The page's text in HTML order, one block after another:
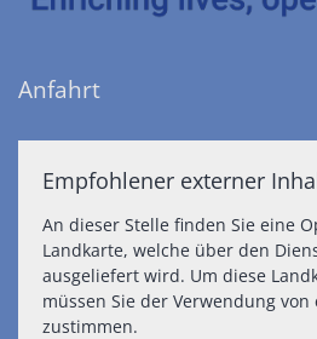
Anfahrt
Empfohlener externer
An dieser Stelle finden Sie eine
Landkarte, welche über den
ausgeliefert wird. Um diese
müssen Sie der Verwendung
zustimmen.